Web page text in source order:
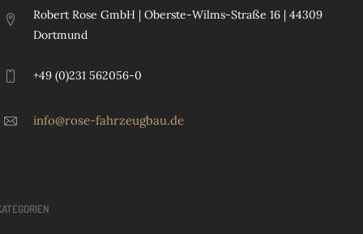
Robert Rose GmbH | Oberste-Wilms-Straße 16 | 44309
Dortmund
+49 (0)231 562056-0
info@rose-fahrzeugbau.de